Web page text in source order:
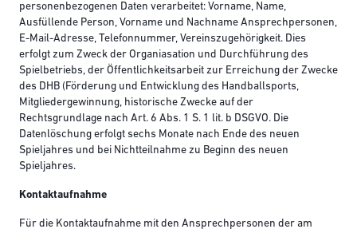
personenbezogenen Daten verarbeitet: Vorname, Name,
Ausfüllende Person, Vorname und Nachname Ansprechpersonen,
E-Mail-Adresse, Telefonnummer, Vereinszugehörigkeit. Dies
erfolgt zum Zweck der Organiasation und Durchführung des
Spielbetriebs, der Öffentlichkeitsarbeit zur Erreichung der Zwecke
des DHB (Förderung und Entwicklung des Handballsports,
Mitgliedergewinnung, historische Zwecke auf der
Rechtsgrundlage nach Art. 6 Abs. 1 S. 1 lit. b DSGVO. Die
Datenlöschung erfolgt sechs Monate nach Ende des neuen
Spieljahres und bei Nichtteilnahme zu Beginn des neuen
Spieljahres.
Kontaktaufnahme
Für die Kontaktaufnahme mit den Ansprechpersonen der am